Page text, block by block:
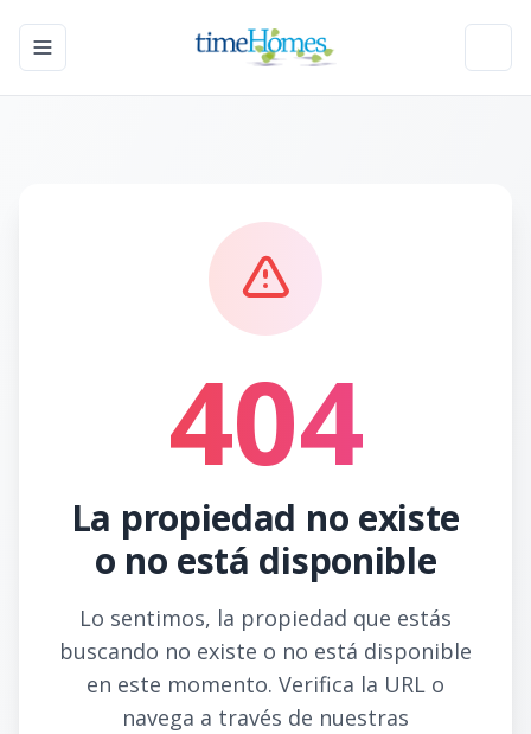
Toggle navigation menu
404
La propiedad no existe
o no está disponible
Lo sentimos, la propiedad que estás
buscando no existe o no está disponible
en este momento. Verifica la URL o
navega a través de nuestras